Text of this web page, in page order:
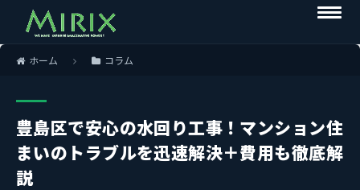
ホーム コラム
豊島区で安心の水回り工事！マンション住
まいのトラブルを迅速解決＋費用も徹底解
説